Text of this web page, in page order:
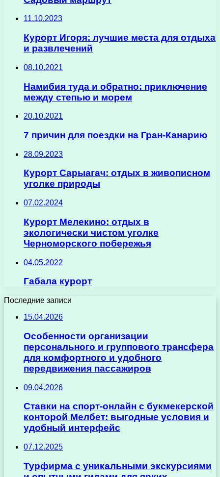
11.10.2023
Курорт Игоря: лучшие места для отдыха
и развлечений
08.10.2021
Намибия туда и обратно: приключение
между степью и морем
20.10.2021
7 причин для поездки на Гран-Канарию
28.09.2023
Курорт Сарыагач: отдых в живописном
уголке природы
07.02.2024
Курорт Мелекино: отдых в
экологически чистом уголке
Черноморского побережья
04.05.2022
Габала курорт
Последние записи
15.04.2026
Особенности организации
персонального и группового трансфера
для комфортного и удобного
передвижения пассажиров
09.04.2026
Ставки на спорт-онлайн с букмекерской
конторой Мелбет: выгодные условия и
удобный интерфейс
07.12.2025
Турфирма с уникальными экскурсиями